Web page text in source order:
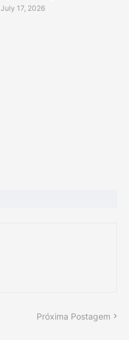
July 17, 2026
Próxima Postagem